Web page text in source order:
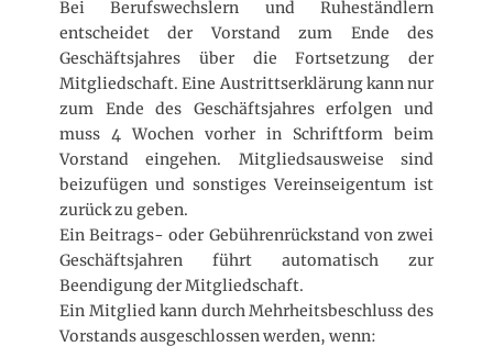
Bei Berufswechslern und Ruheständlern
entscheidet der Vorstand zum Ende des
Geschäftsjahres über die Fortsetzung der
Mitgliedschaft. Eine Austrittserklärung kann nur
zum Ende des Geschäftsjahres erfolgen und
muss 4 Wochen vorher in Schriftform beim
Vorstand eingehen. Mitgliedsausweise sind
beizufügen und sonstiges Vereinseigentum ist
zurück zu geben.
Ein Beitrags- oder Gebührenrückstand von zwei
Geschäftsjahren führt automatisch zur
Beendigung der Mitgliedschaft.
Ein Mitglied kann durch Mehrheitsbeschluss des
Vorstands ausgeschlossen werden, wenn: